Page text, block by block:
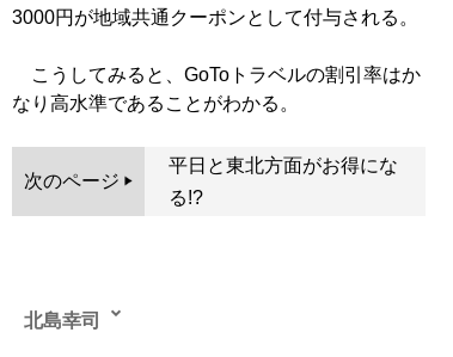
3000円が地域共通クーポンとして付与される。
こうしてみると、GoToトラベルの割引率はか
なり高水準であることがわかる。
次のページ
平日と東北方面がお得にな
る!?
北島幸司